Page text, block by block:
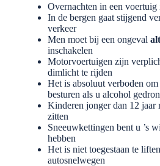
Overnachten in een voertuig
In de bergen gaat stijgend
verkeer
Men moet bij een ongeval
inschakelen
Motorvoertuigen zijn
dimlicht te rijden
Het is absoluut verboden
besturen als u alcohol
Kinderen jonger dan 12 jaar
zitten
Sneeuwkettingen bent u ’s
hebben
Het is niet toegestaan te
autosnelwegen